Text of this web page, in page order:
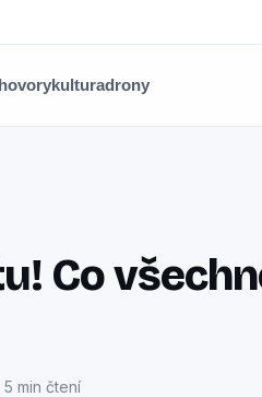
kulturadrony
Co
min čtení